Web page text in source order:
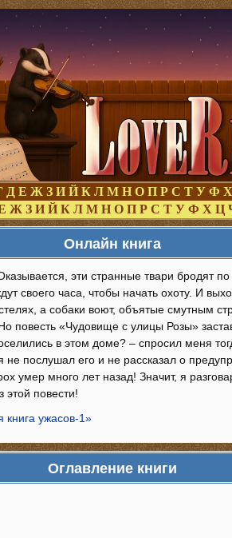
Д Е Ж З И Й К Л М Н О П Р С Т У Ф Х
Ж З И Й К Л М Н О П Р С Т У Ф Х Ц
Онлайн книга
эти странные твари бродят
своего часа, чтобы начать охоту. И
а собаки воют, объятые смутным
повесть «Чудовище с улицы Розы»
в этом доме? – спросил меня
не послушал его и не рассказал о
умер много лет назад! Значит, я
этой повести!
книга ужасов-1»
Оглавление книги